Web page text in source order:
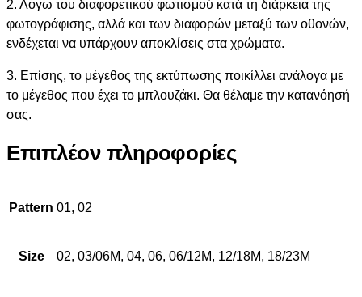
2. Λόγω του διαφορετικού φωτισμού κατά τη διάρκεια της
φωτογράφισης, αλλά και των διαφορών μεταξύ των οθονών,
ενδέχεται να υπάρχουν αποκλίσεις στα χρώματα.
3. Επίσης, το μέγεθος της εκτύπωσης ποικίλλει ανάλογα με
το μέγεθος που έχει το μπλουζάκι. Θα θέλαμε την κατανόησή
σας.
Επιπλέον πληροφορίες
Pattern 01, 02
Size 02, 03/06M, 04, 06, 06/12M, 12/18M, 18/23M